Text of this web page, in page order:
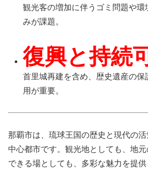
観光客の増加に伴うゴミ問題や環
みが課題。
復興と持続
首里城再建を含め、歴史遺産の保
用が重要。
那覇市は、琉球王国の歴史と現代の
中心都市です。観光地としても、地
できる場としても、多彩な魅力を提供